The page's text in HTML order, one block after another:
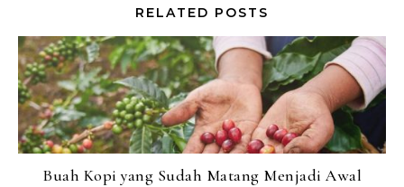
RELATED POSTS
Buah Kopi yang Sudah Matang Menjadi Awal